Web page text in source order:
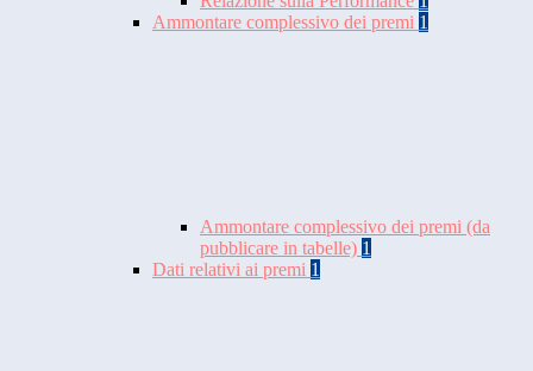
Ammontare complessivo dei premi 1
Ammontare complessivo dei premi (da
pubblicare in tabelle) 1
Dati relativi ai premi 1